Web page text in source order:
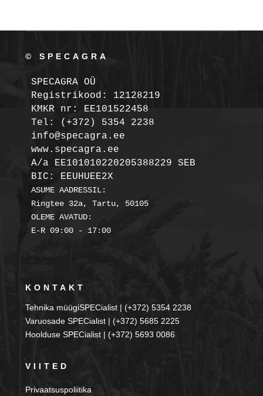
© SPECAGRA
SPECAGRA OÜ
Registrikood: 12128219
KMKR nr: EE101522458
Tel: (+372) 5354 2238
info@specagra.ee
A/a EE101010220205388229 SEB
BIC: EEUHUEE2X
ASUME AADRESSIL:
Ringtee 32a, Tartu, 50105
OLEME AVATUD:
E-R 09:00 - 17:00
KONTAKT
Tehnika müügiSPECialist | (+372) 5354 2238
Varuosade SPECialist | (+372) 5685 2225
Hoolduse SPECialist | (+372) 5693 0086
VIITED
Privaatsuspoliitika